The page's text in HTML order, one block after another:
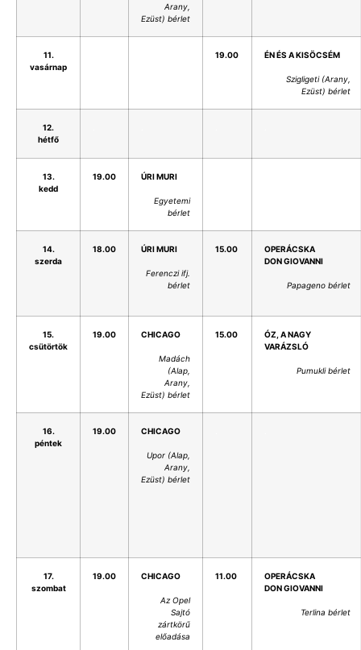
Arany,
Ezüst) bérlet
11.
vasárnap
19.00 ÉN ÉS A KISÖCSÉM
Szigligeti (Arany,
Ezüst) bérlet
12.
hétfő
13.
kedd
19.00 ÚRI MURI
Egyetemi
bérlet
14.
szerda
18.00 ÚRI MURI
Ferenczi ifj.
bérlet
15.00
OPERÁCSKA
DON GIOVANNI
Papageno bérlet
15.
csütörtök
19.00 CHICAGO
Madách
(Alap,
Arany,
Ezüst) bérlet
15.00
ÓZ, A NAGY
VARÁZSLÓ
Pumukli bérlet
16.
péntek
19.00 CHICAGO
Upor (Alap,
Arany,
Ezüst) bérlet
17.
szombat
19.00 CHICAGO
Az Opel
Sajtó
zártkörű
előadása
11.00
OPERÁCSKA
DON GIOVANNI
Terlina bérlet